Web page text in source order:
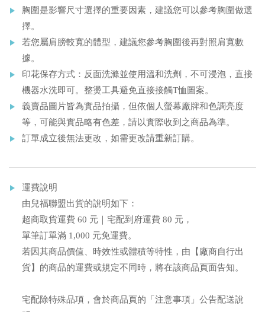
胸圍是影響尺寸選擇的重要因素，建議您可以參考胸圍做選
擇。
若您屬肩膀較寬的體型，建議您參考胸圍後再對照肩寬數
據。
印花保存方式：反面洗滌並使用溫和洗劑，不可浸泡，直接
機器水洗即可。整燙工具避免直接接觸T恤圖案。
義賣品圖片皆為實品拍攝，但依個人螢幕廠牌和色調亮度
等，可能與實品略有色差，請以實際收到之商品為準。
訂單成立後無法更改，如需更改請重新訂購。
運費說明
由兒福聯盟出貨的說明如下：
超商取貨運費 60 元｜宅配到府運費 80 元，
單筆訂單滿 1,000 元免運費。
若因其商品價值、時效性或體積等特性，由【廠商自行出
貨】的商品的運費或規定不同時，將在該商品頁面告知。
宅配除特殊品項，會於商品頁的「注意事項」公告配送說